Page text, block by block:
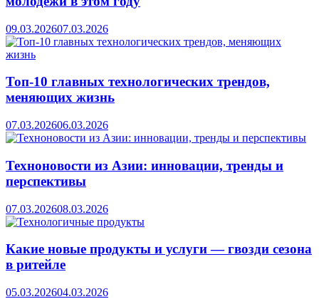
09.03.202607.03.2026
Топ-10 главных технологических трендов,
меняющих жизнь
07.03.202606.03.2026
Техноновости из Азии: инновации, тренды и
перспективы
07.03.202608.03.2026
Какие новые продукты и услуги — гвозди сезона
в ритейле
05.03.202604.03.2026